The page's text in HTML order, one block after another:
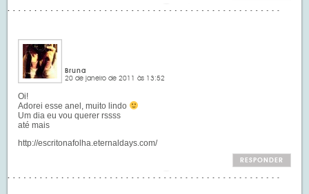
Bruna
20 de janeiro de 2011 às 13:52
Oi!
Adorei esse anel, muito lindo
Um dia eu vou querer rssss
até mais
http://escritonafolha.eternaldays.com/
RESPONDER